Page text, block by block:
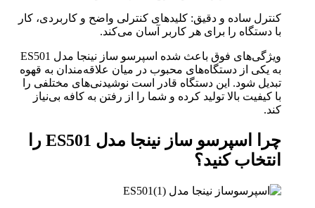
کنترل ساده و دقیق: کلیدهای کنترلی واضح و کاربردی، کار
با دستگاه را برای هر کاربر آسان می‌کند.
ویژگی‌های فوق باعث شده اسپرسو ساز نینجا مدل ES501
به یکی از دستگاه‌های محبوب در میان علاقه‌مندان به قهوه
تبدیل شود. این دستگاه قادر است نوشیدنی‌های مختلفی را
با کیفیت بالا تولید کرده و شما را از رفتن به کافه بی‌نیاز
کند.
چرا اسپرسو ساز نینجا مدل ES501 را
انتخاب کنید؟